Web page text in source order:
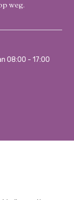
weg.
08:00 - 17:00